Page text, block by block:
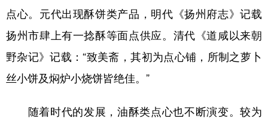
点心。元代出现酥饼类产品，明代《扬州府志》记载
扬州市肆上有一捻酥等面点供应。清代《道咸以来朝
野杂记》记载：“致美斋，其初为点心铺，所制之萝卜
丝小饼及焖炉小烧饼皆绝佳。”
随着时代的发展，油酥类点心也不断演变。较为